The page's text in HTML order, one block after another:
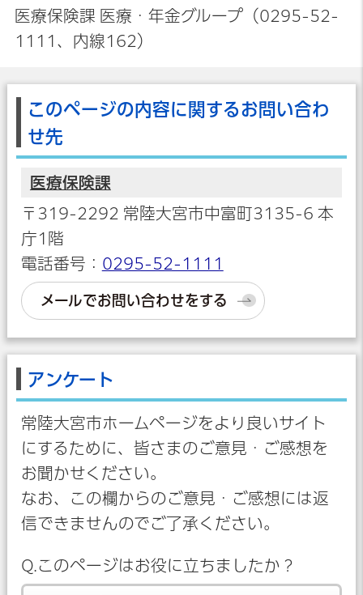
医療保険課 医療・年金グループ（0295-52-
1111、内線162）
このページの内容に関するお問い合わ
せ先
医療保険課
〒319-2292 常陸大宮市中富町3135-6 本
庁1階
電話番号： 0295-52-1111
メールでお問い合わせをする
アンケート
常陸大宮市ホームページをより良いサイト
にするために、皆さまのご意見・ご感想を
お聞かせください。
なお、この欄からのご意見・ご感想には返
信できませんのでご了承ください。
Q.このページはお役に立ちましたか？